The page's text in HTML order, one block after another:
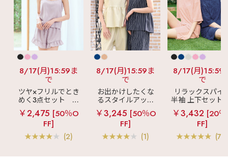
8/17(月)15:59ま
で
ツヤ×フリルでとき
めく3点セット
シ
ルキー ショートパ
ンツ 3点セット
￥2,475 [50％O
FF]
(2)
8/17(月)15:59ま
で
お出かけしたくな
るスタイルアップ
見え
ストライプ
フリル ロングパン
ツ 綿混 上下セット
￥3,245 [50％O
FF]
(1)
8/17(月)15:59
で
リラックスパイ
半袖 上下セット
女兼用サイズ)
￥3,432 [20
FF]